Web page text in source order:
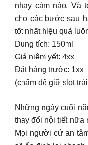
nhạy cảm nào. Và
cho các bước sau
tốt nhất hiệu quả
Dung tích: 150ml
Giá niêm yết: 4xx
Đặt hàng trước: 1xx
(chấm để giữ slot
Những ngày cuối
thay đổi nội tiết nữa
Mọi người cứ an